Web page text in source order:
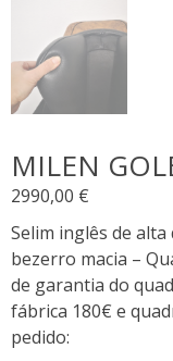
MILEN
2990,00 €
Selim inglês de
bezerro macia –
de garantia do
fábrica 180€ e
pedido: